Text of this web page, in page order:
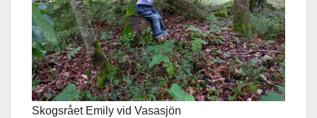
Skogsrået Emily vid Vasasjön